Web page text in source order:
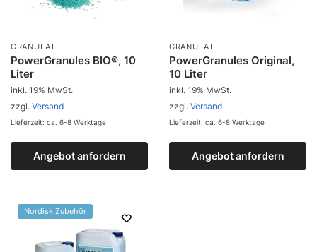
GRANULAT
PowerGranules BIO®, 10
Liter
Zum Produkt
Angebot anfordern
inkl. 19% MwSt.
zzgl. Versand
Lieferzeit: ca. 6-8 Werktage
GRANULAT
PowerGranules Original,
10 Liter
Zum Produkt
Angebot anfordern
inkl. 19% MwSt.
zzgl. Versand
Lieferzeit: ca. 6-8 Werktage
Nordisk Zubehör